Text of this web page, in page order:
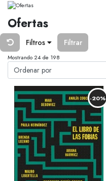
Ofertas
Filtros Filtrar
Mostrando 24 de 198
-20%